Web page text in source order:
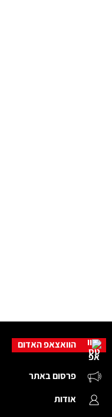
הוואצאפ האדום
פרסום באתר
אודות